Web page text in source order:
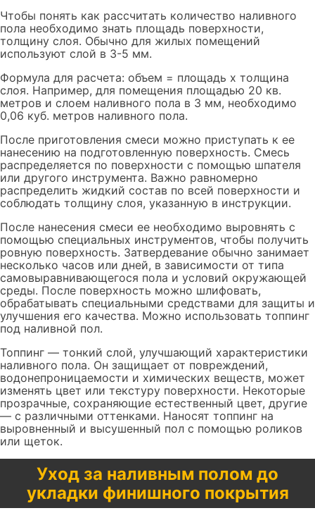
Чтобы понять как рассчитать количество наливного
пола необходимо знать площадь поверхности,
толщину слоя. Обычно для жилых помещений
используют слой в 3-5 мм.
Формула для расчета: объем = площадь x толщина
слоя. Например, для помещения площадью 20 кв.
метров и слоем наливного пола в 3 мм, необходимо
0,06 куб. метров наливного пола.
После приготовления смеси можно приступать к ее
нанесению на подготовленную поверхность. Смесь
распределяется по поверхности с помощью шпателя
или другого инструмента. Важно равномерно
распределить жидкий состав по всей поверхности и
соблюдать толщину слоя, указанную в инструкции.
После нанесения смеси ее необходимо выровнять с
помощью специальных инструментов, чтобы получить
ровную поверхность. Затвердевание обычно занимает
несколько часов или дней, в зависимости от типа
самовыравнивающегося пола и условий окружающей
среды. После поверхность можно шлифовать,
обрабатывать специальными средствами для защиты и
улучшения его качества. Можно использовать топпинг
под наливной пол.
Топпинг — тонкий слой, улучшающий характеристики
наливного пола. Он защищает от повреждений,
водонепроницаемости и химических веществ, может
изменять цвет или текстуру поверхности. Некоторые
прозрачные, сохраняющие естественный цвет, другие
— с различными оттенками. Наносят топпинг на
выровненный и высушенный пол с помощью роликов
или щеток.
Уход за наливным полом до
укладки финишного покрытия